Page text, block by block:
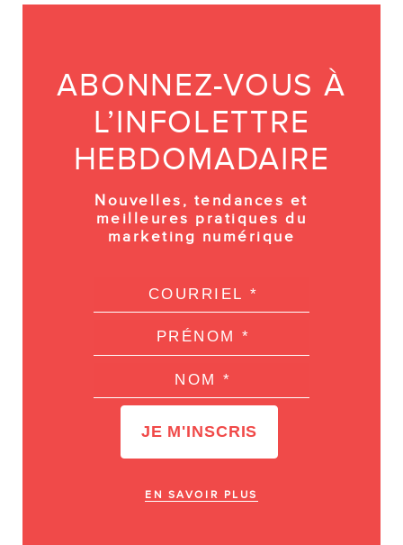
ABONNEZ-VOUS À
L’INFOLETTRE
HEBDOMADAIRE
Nouvelles, tendances et
meilleures pratiques du
marketing numérique
EN SAVOIR PLUS